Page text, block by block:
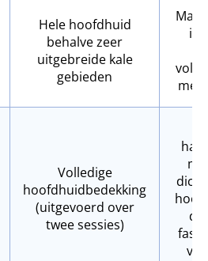
Hele hoofdhuid
behalve zeer
uitgebreide kale
gebieden
in
met
Volledige
hoofdhuidbedekking
(uitgevoerd over
twee sessies)